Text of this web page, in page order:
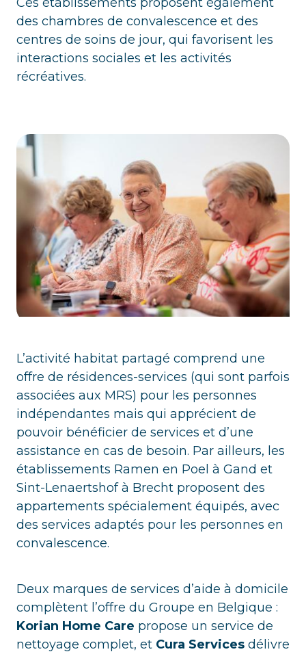
des chambres de convalescence et des
centres de soins de jour, qui favorisent les
interactions sociales et les activités
récréatives.
L’activité habitat partagé comprend une
offre de résidences-services (qui sont parfois
associées aux MRS) pour les personnes
indépendantes mais qui apprécient de
pouvoir bénéficier de services et d’une
assistance en cas de besoin. Par ailleurs, les
établissements Ramen en Poel à Gand et
Sint-Lenaertshof à Brecht proposent des
appartements spécialement équipés, avec
des services adaptés pour les personnes en
convalescence.
Deux marques de services d’aide à domicile
complètent l’offre du Groupe en Belgique :
Korian Home Care propose un service de
nettoyage complet, et Cura Services délivre